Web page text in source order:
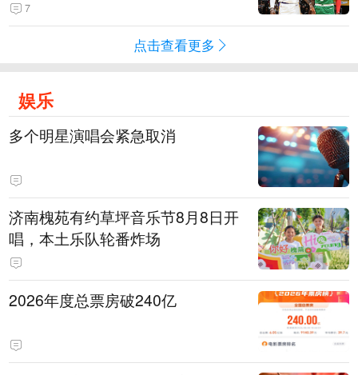
7
点击查看更多
娱乐
多个明星演唱会紧急取消
济南槐苑有约草坪音乐节8月8日开
唱，本土乐队轮番炸场
2026年度总票房破240亿